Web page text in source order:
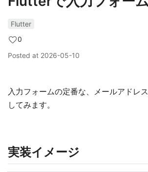
Flutter
0
Posted at 2026-05-10
入力フォームの定番な、メールアドレ
してみます。
実装イメージ